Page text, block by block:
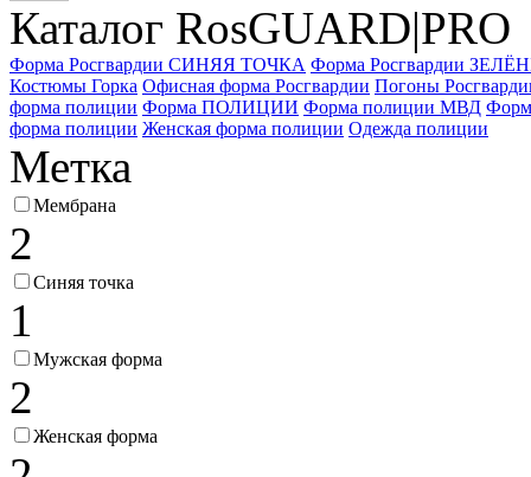
Каталог RosGUARD|PRO
Форма Росгвардии СИНЯЯ ТОЧКА Форма Росгвардии
Костюмы Горка Офисная форма Росгвардии Погоны
форма полиции Форма ПОЛИЦИИ Форма полиции МВД
форма полиции Женская форма полиции Одежда полиции
Метка
Мембрана
2
Синяя точка
1
Мужская форма
2
Женская форма